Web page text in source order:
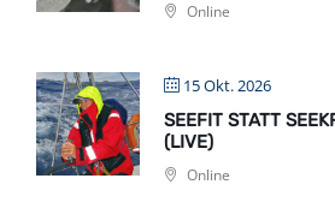
Online
15 Okt. 2026
SEEFIT STATT
(LIVE)
Online